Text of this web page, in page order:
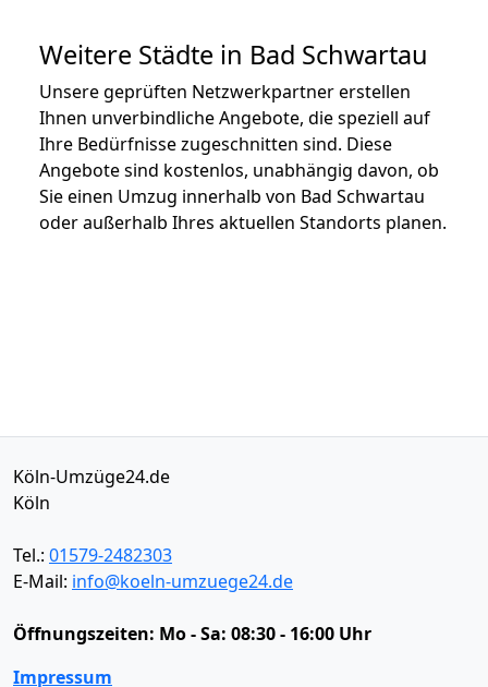
Weitere Städte in Bad Schwartau
Unsere geprüften Netzwerkpartner erstellen
Ihnen unverbindliche Angebote, die speziell auf
Ihre Bedürfnisse zugeschnitten sind. Diese
Angebote sind kostenlos, unabhängig davon, ob
Sie einen Umzug innerhalb von Bad Schwartau
oder außerhalb Ihres aktuellen Standorts planen.
Köln-Umzüge24.de
Köln
Tel.: 01579-2482303
E-Mail: info@koeln-umzuege24.de
Öffnungszeiten: Mo - Sa: 08:30 - 16:00 Uhr
Impressum